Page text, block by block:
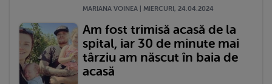
MARIANA VOINEA | MIERCURI, 24.04.2024
Am fost trimisă acasă de la
spital, iar 30 de minute mai
târziu am născut în baia de
acasă